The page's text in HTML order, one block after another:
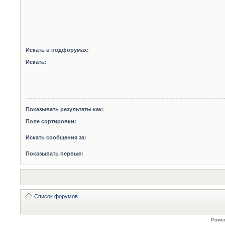
Искать в подфорумах:
Искать:
Показывать результаты как:
Поле сортировки:
Искать сообщения за:
Показывать первые:
Список форумов